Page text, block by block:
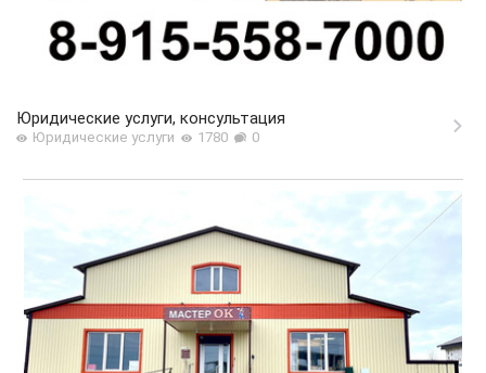
Юридические услуги, консультация
Юридические услуги 1780 0